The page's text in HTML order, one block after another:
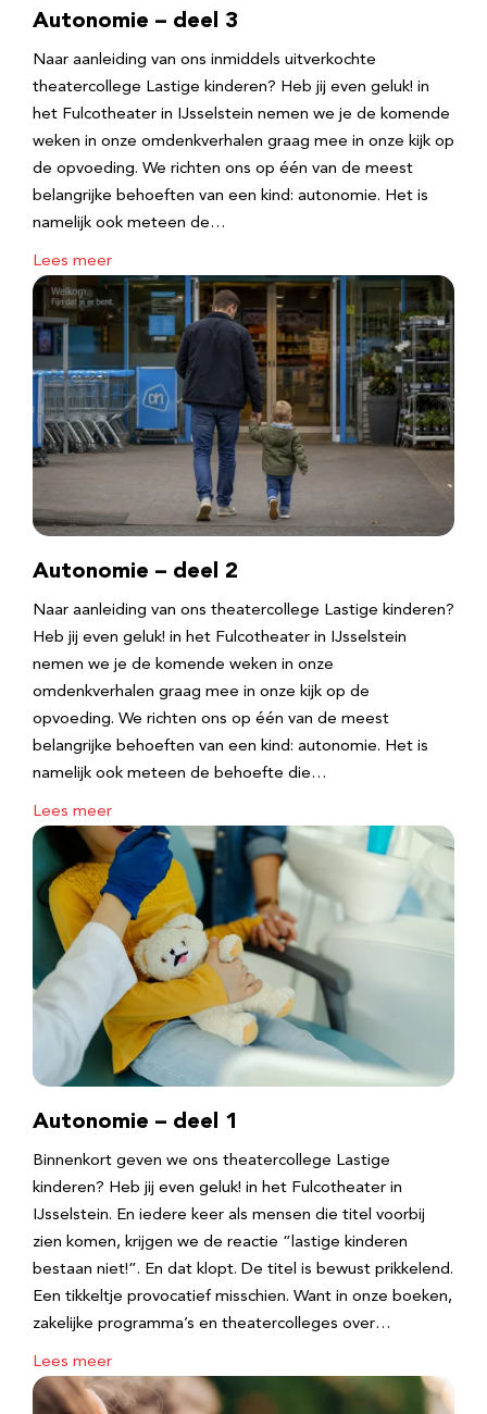
Autonomie – deel 3
Naar aanleiding van ons inmiddels uitverkochte
theatercollege Lastige kinderen? Heb jij even geluk! in
het Fulcotheater in IJsselstein nemen we je de komende
weken in onze omdenkverhalen graag mee in onze kijk op
de opvoeding. We richten ons op één van de meest
belangrijke behoeften van een kind: autonomie. Het is
namelijk ook meteen de…
Lees meer
Autonomie – deel 2
Naar aanleiding van ons theatercollege Lastige kinderen?
Heb jij even geluk! in het Fulcotheater in IJsselstein
nemen we je de komende weken in onze
omdenkverhalen graag mee in onze kijk op de
opvoeding. We richten ons op één van de meest
belangrijke behoeften van een kind: autonomie. Het is
namelijk ook meteen de behoefte die…
Lees meer
Autonomie – deel 1
Binnenkort geven we ons theatercollege Lastige
kinderen? Heb jij even geluk! in het Fulcotheater in
IJsselstein. En iedere keer als mensen die titel voorbij
zien komen, krijgen we de reactie “lastige kinderen
bestaan niet!”. En dat klopt. De titel is bewust prikkelend.
Een tikkeltje provocatief misschien. Want in onze boeken,
zakelijke programma’s en theatercolleges over…
Lees meer